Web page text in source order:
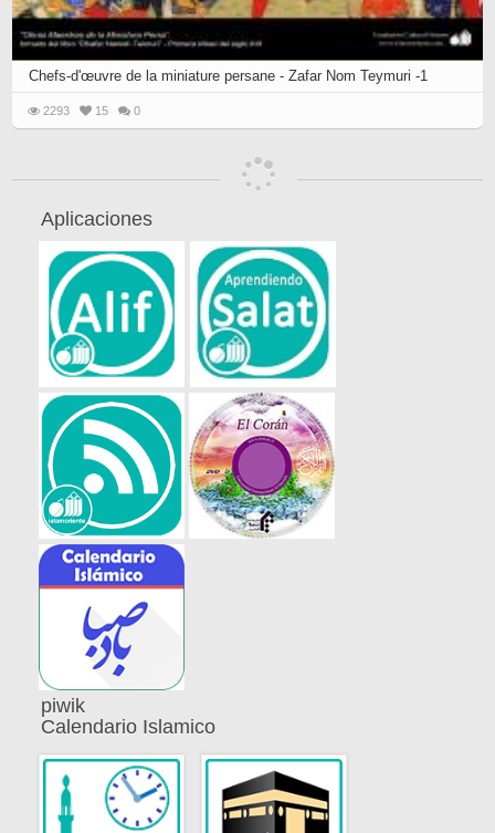
Chefs-d'œuvre de la miniature persane - Zafar Nom Teymuri -1
2293 15 0
Aplicaciones
piwik
Calendario Islamico